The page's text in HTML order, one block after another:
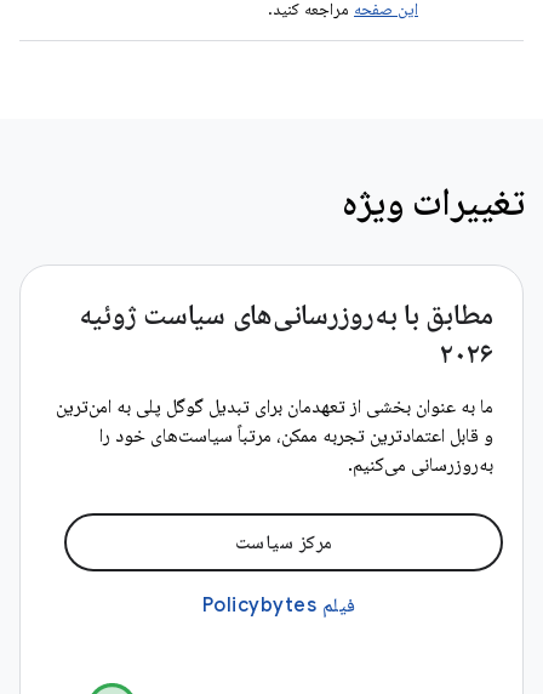
این صفحه مراجعه کنید.
تغییرات ویژه
مطابق با به‌روزرسانی‌های سیاست ژوئیه
۲۰۲۶
ما به عنوان بخشی از تعهدمان برای تبدیل گوگل پلی به امن‌ترین
و قابل اعتمادترین تجربه ممکن، مرتباً سیاست‌های خود را
به‌روزرسانی می‌کنیم.
مرکز سیاست
فیلم Policybytes